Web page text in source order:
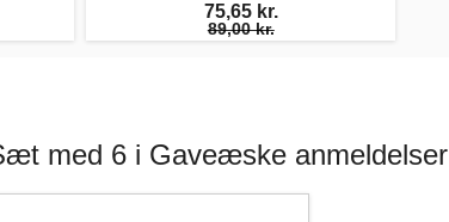
75,65 kr.
89,00 kr.
med 6 i Gaveæske anmeldelser